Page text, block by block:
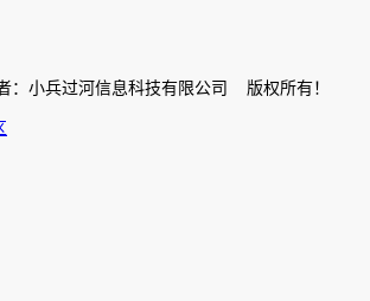
小兵过河信息科技有限公司 版权所有！